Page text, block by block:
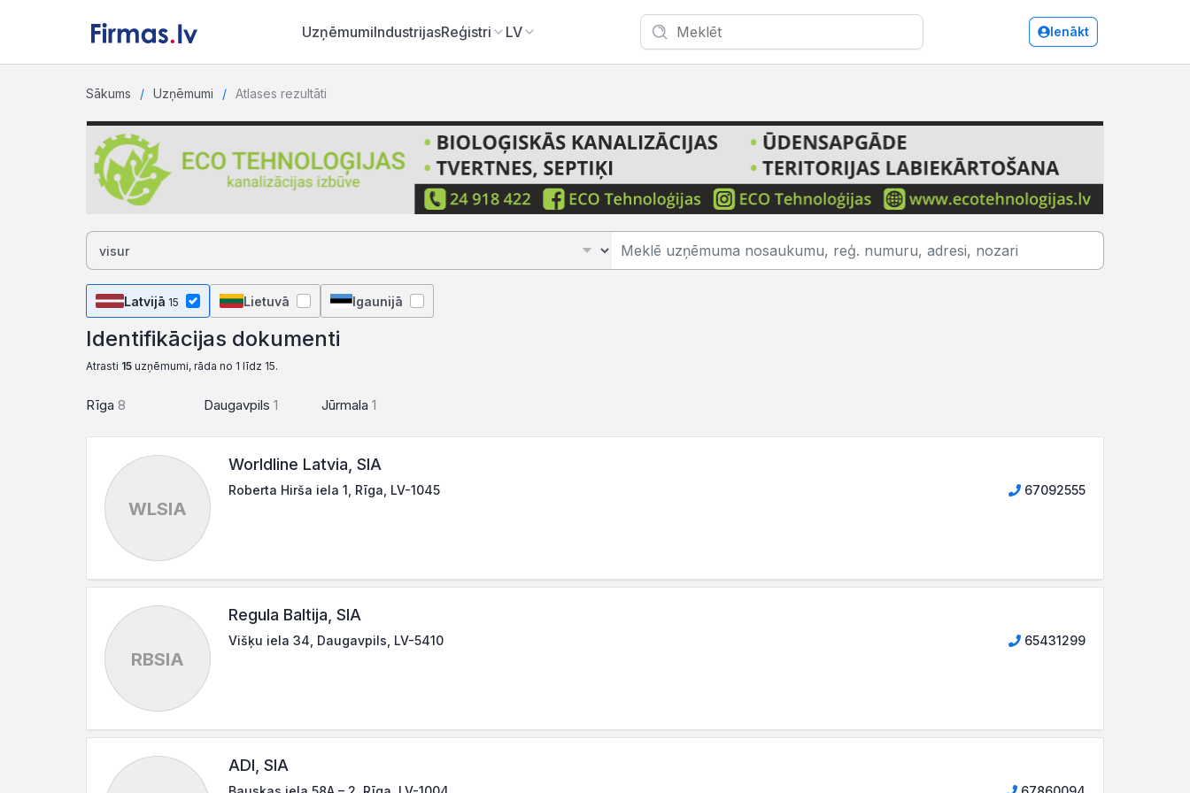
UzņēmumiIndustrijasReģistri LV Ienākt
Sākums Uzņēmumi Atlases rezultāti
Identifikācijas dokumenti
Latvijā 15 Lietuvā Igaunijā
Identifikācijas dokumenti
Atrasti 15 uzņēmumi, rāda no 1 līdz 15.
Rīga 8 Daugavpils1 Jūrmala1
WLSIA
Worldline Latvia, SIA
Roberta Hirša iela 1, Rīga, LV-1045 67092555
RBSIA
Regula Baltija, SIA
Višķu iela 34, Daugavpils, LV-5410 65431299
ADI, SIA